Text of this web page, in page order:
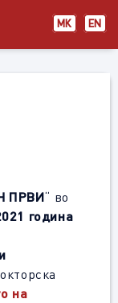
МК EN
ПРВИ“ во
година
на